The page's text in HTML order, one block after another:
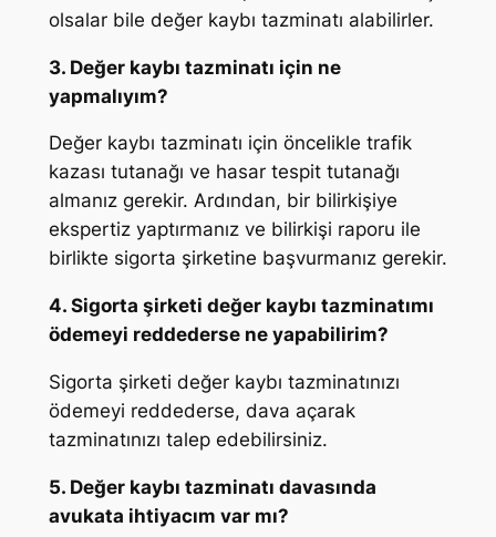
olsalar bile değer kaybı tazminatı alabilirler.
3. Değer kaybı tazminatı için ne
yapmalıyım?
Değer kaybı tazminatı için öncelikle trafik
kazası tutanağı ve hasar tespit tutanağı
almanız gerekir. Ardından, bir bilirkişiye
ekspertiz yaptırmanız ve bilirkişi raporu ile
birlikte sigorta şirketine başvurmanız gerekir.
4. Sigorta şirketi değer kaybı tazminatımı
ödemeyi reddederse ne yapabilirim?
Sigorta şirketi değer kaybı tazminatınızı
ödemeyi reddederse, dava açarak
tazminatınızı talep edebilirsiniz.
5. Değer kaybı tazminatı davasında
avukata ihtiyacım var mı?